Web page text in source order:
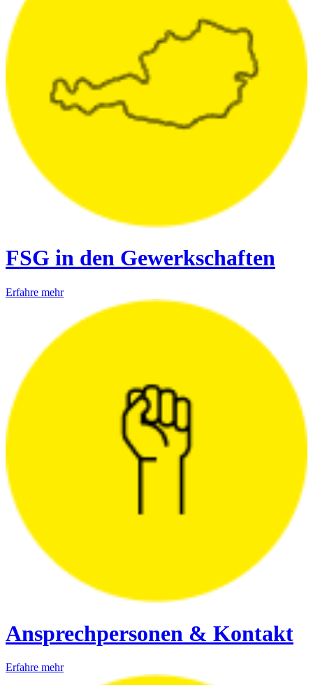
FSG in den Gewerkschaften
Erfahre mehr
Ansprechpersonen & Kontakt
Erfahre mehr